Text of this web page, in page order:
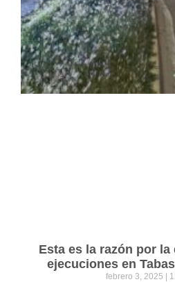
Esta es la razón por
ejecuciones en
febrero 3, 2025